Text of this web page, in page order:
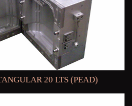
20 LTS (PEAD)